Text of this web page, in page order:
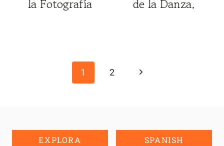
la Fotografía de la Danza.
navigation
1 2
Next
EXPLORA
SPANISH